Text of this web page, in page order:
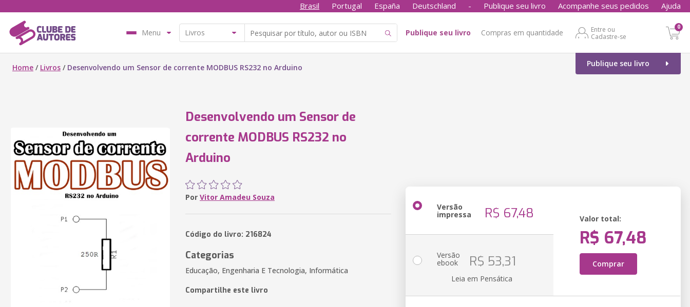
Brasil Portugal España Deutschland - Publique seu livro Acompanhe seus pedidos Ajuda
Menu Publique seu livro Compras em quantidade
Entre ou
Cadastre-se
0
Publique seu livro
Home / Livros / Desenvolvendo um Sensor de corrente MODBUS RS232 no Arduino
Desenvolvendo um Sensor de
corrente MODBUS RS232 no
Arduino
Por Vitor Amadeu Souza
Código do livro: 216824
Categorias
Educação, Engenharia E Tecnologia, Informática
Compartilhe este livro
Versão
impressa R$ 67,48 Valor total:
R$ 67,48
Comprar
Versão
ebook R$ 53,31
Leia em Pensática